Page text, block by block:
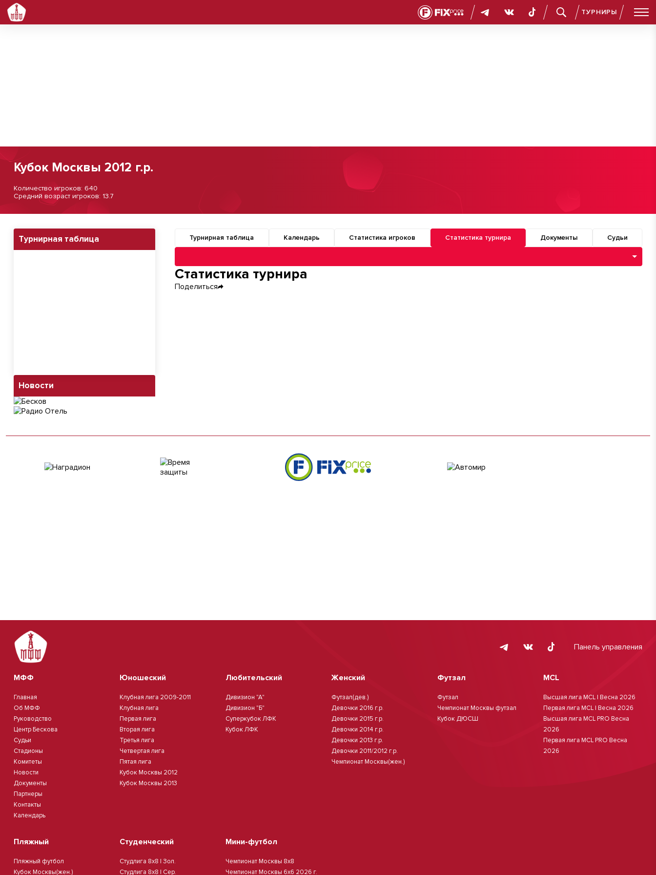
ТУРНИРЫ
Кубок Москвы 2012 г.р.
Количество игроков: 640
Средний возраст игроков: 13.7
Турнирная таблица
Новости
Турнирная таблица Календарь Статистика игроков Статистика турнира Документы Судьи
Навигация по разделам турнира
Статистика турнира
Поделиться
Панель управления
МФФ
Главная
Об МФФ
Руководство
Центр Бескова
Судьи
Стадионы
Комитеты
Новости
Документы
Партнеры
Контакты
Календарь
Юношеский
Клубная лига 2009-2011
Клубная лига
Первая лига
Вторая лига
Третья лига
Четвертая лига
Пятая лига
Кубок Москвы 2012
Кубок Москвы 2013
Любительский
Дивизион "А"
Дивизион "Б"
Суперкубок ЛФК
Кубок ЛФК
Женский
Футзал(дев.)
Девочки 2016 г.р.
Девочки 2015 г.р.
Девочки 2014 г.р.
Девочки 2013 г.р.
Девочки 2011/2012 г.р.
Чемпионат Москвы(жен.)
Футзал
Футзал
Чемпионат Москвы футзал
Кубок ДЮСШ
MCL
Высшая лига MCL | Весна 2026
Первая лига MCL | Весна 2026
Высшая лига MCL PRO Весна
2026
Первая лига MCL PRO Весна
2026
Пляжный
Пляжный футбол
Кубок Москвы(жен.)
Студенческий
Студлига 8х8 | Зол.
Студлига 8х8 | Сер.
Мини-футбол
Чемпионат Москвы 8х8
Чемпионат Москвы 6х6 2026 г.